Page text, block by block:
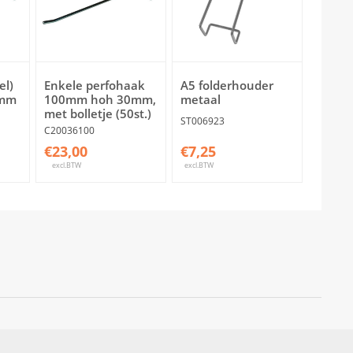
Enkele perfohaak
100mm hoh 30mm,
met bolletje (50st.)
C20036100
€23,00
excl.BTW
A5 folderhouder
metaal
ST006923
€7,25
excl.BTW